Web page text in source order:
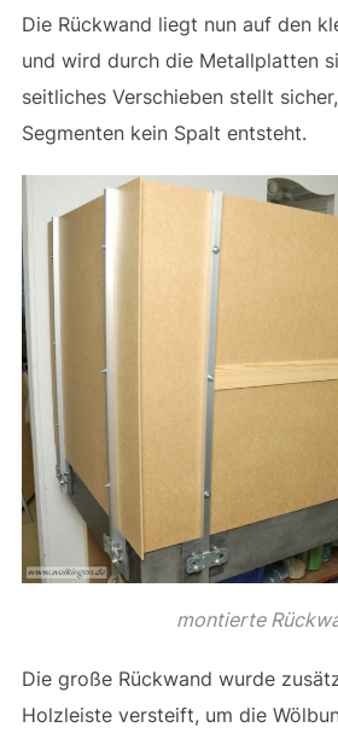
Die Rückwand liegt nun auf den
und wird durch die Metallplatten
seitliches Verschieben stellt
Segmenten kein Spalt entsteht.
montierte
Die große Rückwand wurde
Holzleiste versteift, um die